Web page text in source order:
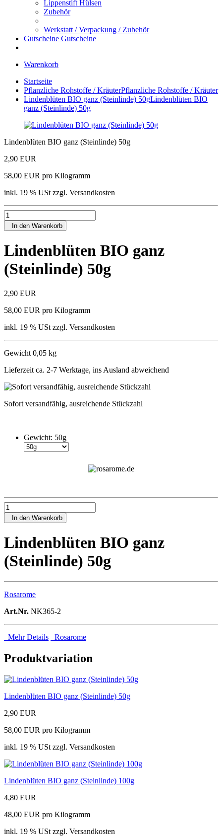
Lippenstift Hülsen
Zubehör
Werkstatt / Verpackung / Zubehör
Gutscheine Gutscheine
Warenkorb
Startseite
Pflanzliche Rohstoffe / KräuterPflanzliche Rohstoffe / Kräuter
Lindenblüten BIO ganz (Steinlinde) 50gLindenblüten BIO
ganz (Steinlinde) 50g
Lindenblüten BIO ganz (Steinlinde) 50g
2,90 EUR
58,00 EUR pro Kilogramm
inkl. 19 % USt zzgl. Versandkosten
In den Warenkorb
Lindenblüten BIO ganz
(Steinlinde) 50g
2,90 EUR
58,00 EUR pro Kilogramm
inkl. 19 % USt zzgl. Versandkosten
Gewicht 0,05 kg
Lieferzeit ca. 2-7 Werktage, ins Ausland abweichend
Sofort versandfähig, ausreichende Stückzahl
Gewicht: 50g
In den Warenkorb
Lindenblüten BIO ganz
(Steinlinde) 50g
Rosarome
Art.Nr. NK365-2
Mehr Details Rosarome
Produktvariation
Lindenblüten BIO ganz (Steinlinde) 50g
2,90 EUR
58,00 EUR pro Kilogramm
inkl. 19 % USt zzgl. Versandkosten
Lindenblüten BIO ganz (Steinlinde) 100g
4,80 EUR
48,00 EUR pro Kilogramm
inkl. 19 % USt zzgl. Versandkosten